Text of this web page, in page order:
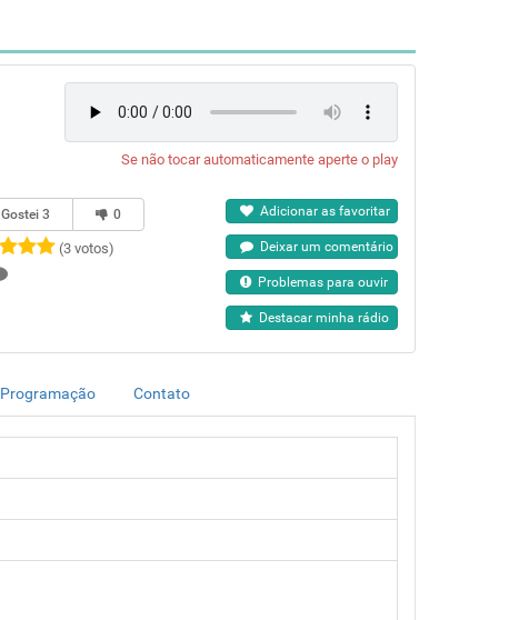
Se não tocar automaticamente aperte o play
Gostei3 0
(3 votos)
Adicionar as favoritar
Deixar um comentário
Problemas para ouvir
Destacar minha rádio
Programação Contato